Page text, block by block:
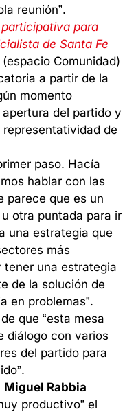
reunión”.
para
de Santa Fe
(espacio Comunidad)
a partir de la
momento
del partido y
de
paso. Hacía
hablar con las
parece que es un
otra puntada para ir
una estrategia que
más
una estrategia
de la solución de
en problemas”.
que “esta mesa
diálogo con varios
del partido para
Miguel Rabbia
productivo” el